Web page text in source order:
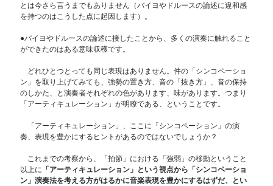
とは今さら言うまでもありません（バイヨやドルースの論述に違和感
を持つのはこうした点に起因します）。
●バイヨやドルースの論述に接したことから、多くの演奏に触れること
ができたのはある意味収穫です。
どれひとつとっても同じ表現はありません。件の「シンコペーショ
ン」を取り上げてみても、強勢の置き方、音の「抜き方」、音の保持
のしかた、と演奏者それぞれの色があります、味があります。つまり
「アーティキュレーション」が明瞭である、ということです。
「アーティキュレーション」、ここに「シンコペーション」の演
奏、表現を豊かにするヒントがあるのではないでしょうか？
これまでの考察から、「拍節」における「強弱」の移動ということ
以上に 「アーティキュレーション」という視点から「シンコペーショ
ン」演奏法を考える方がはるかに音楽表現を豊かにするはずだ、とい